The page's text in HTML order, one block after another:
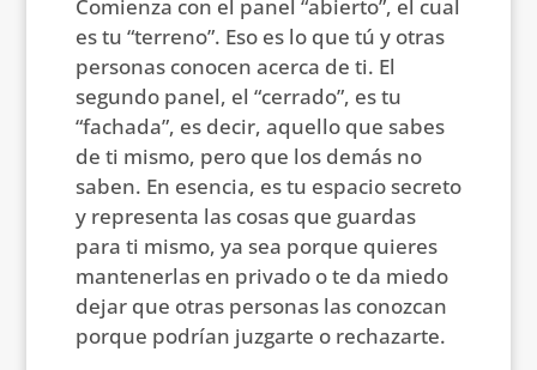
Comienza con el panel “abierto”, el cual
es tu “terreno”. Eso es lo que tú y otras
personas conocen acerca de ti. El
segundo panel, el “cerrado”, es tu
“fachada”, es decir, aquello que sabes
de ti mismo, pero que los demás no
saben. En esencia, es tu espacio secreto
y representa las cosas que guardas
para ti mismo, ya sea porque quieres
mantenerlas en privado o te da miedo
dejar que otras personas las conozcan
porque podrían juzgarte o rechazarte.